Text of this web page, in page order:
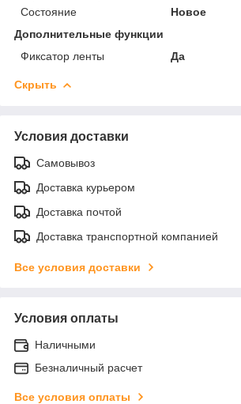
Состояние
Новое
Дополнительные функции
Фиксатор ленты
Да
Скрыть
Условия доставки
Самовывоз
Доставка курьером
Доставка почтой
Доставка транспортной компанией
Все условия доставки
Условия оплаты
Наличными
Безналичный расчет
Все условия оплаты